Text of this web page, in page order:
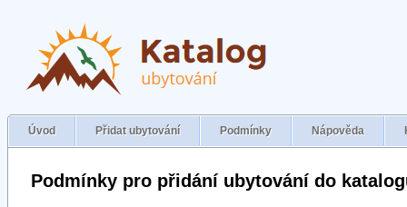
Úvod Přidat ubytování Podmínky Nápověda
Podmínky pro přidání ubytování do